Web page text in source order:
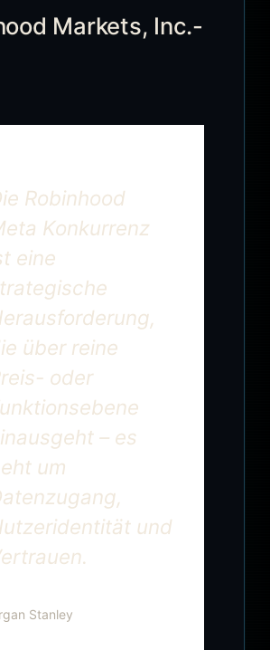
Markets, Inc.-
Robinhood
Konkurrenz
eine
über reine
oder
– es
um
und
Stanley